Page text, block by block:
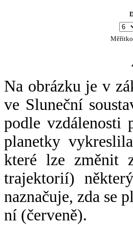
Na obrázku je v
ve Sluneční
podle vzdálenosti
planetky
které lze změnit
trajektorií)
naznačuje, zda se
ní (červeně).